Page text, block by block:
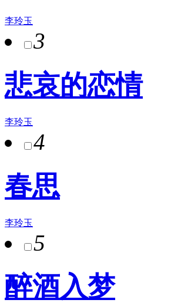
李玲玉
3
悲哀的恋情
李玲玉
4
春思
李玲玉
5
醉酒入梦